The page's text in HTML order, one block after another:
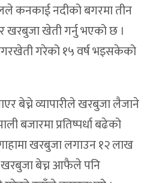
कनकाई नदीको बगरमा तीन
खरबुजा खेती गर्नु भएको छ ।
गरेको १५ वर्ष भइसकेको
बेच्ने व्यापारीले खरबुजा लैजाने
बजारमा प्रतिष्पर्धा बढेको
खरबुजा लगाउन १२ लाख
बेच्न आफैले पनि